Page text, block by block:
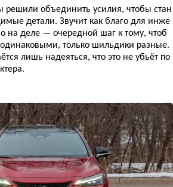
решили объединить усилия, чтобы стан
детали. Звучит как благо для инже
на деле — очередной шаг к тому, чтоб
только шильдики разные.
лишь надеяться, что это не убьёт по